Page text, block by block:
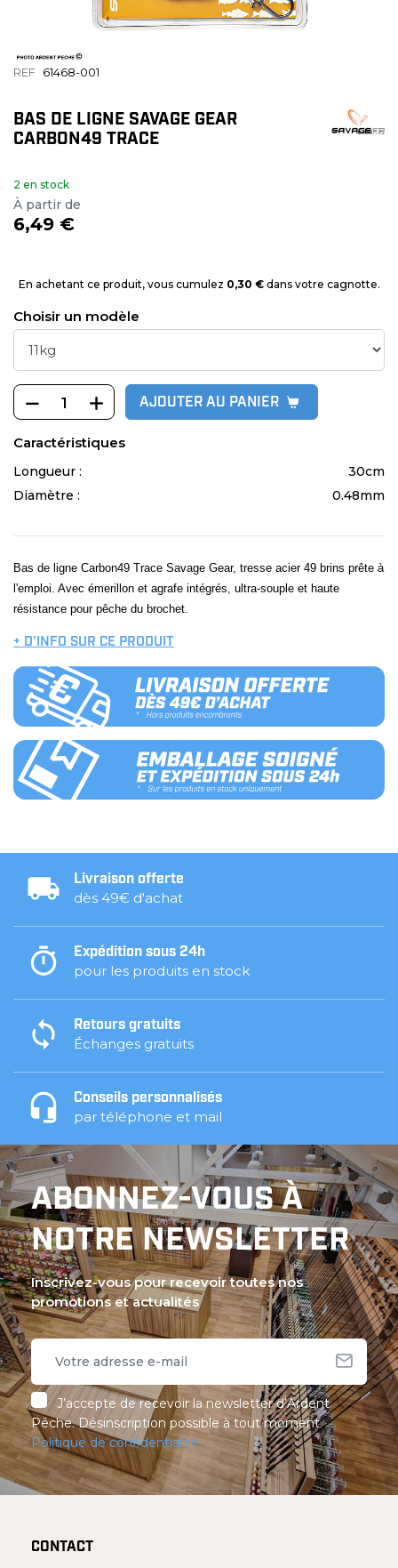
REF 61468-001
BAS DE LIGNE SAVAGE GEAR
CARBON49 TRACE
2 en stock
À partir de
6,49 €
En achetant ce produit, vous cumulez 0,30 €dans votre cagnotte.
Choisir un modèle
AJOUTER AU PANIER
Caractéristiques
Longueur :
30cm
Diamètre :
0.48mm
Bas de ligne Carbon49 Trace Savage Gear, tresse acier 49 brins prête à
l'emploi. Avec émerillon et agrafe intégrés, ultra-souple et haute
résistance pour pêche du brochet.
+ D’INFO SUR CE PRODUIT
Livraison offerte
dès 49€ d'achat
Expédition sous 24h
pour les produits en stock
Retours gratuits
Échanges gratuits
Conseils personnalisés
par téléphone et mail
ABONNEZ-VOUS À
NOTRE NEWSLETTER
Inscrivez-vous pour recevoir toutes nos
promotions et actualités
J’accepte de recevoir la newsletter d’Ardent
Pêche. Désinscription possible à tout moment.
Politique de confidentialité
CONTACT